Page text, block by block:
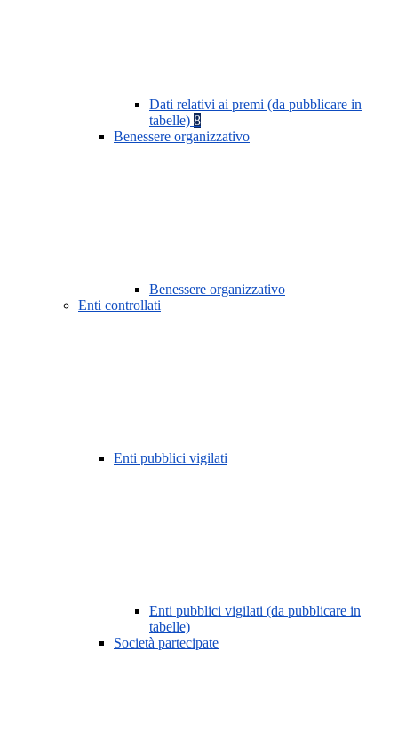
Dati relativi ai premi (da pubblicare in
tabelle) 8
Benessere organizzativo
Benessere organizzativo
Enti controllati
Enti pubblici vigilati
Enti pubblici vigilati (da pubblicare in
tabelle)
Società partecipate